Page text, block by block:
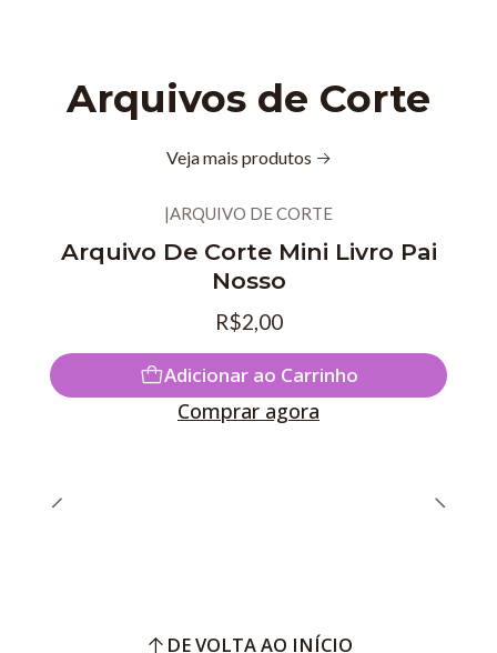
Arquivos de Corte
Veja mais produtos
|ARQUIVO DE CORTE
Arquivo De Corte Mini Livro Pai
Nosso
R$2,00
Adicionar ao Carrinho
Comprar agora
DE VOLTA AO INÍCIO